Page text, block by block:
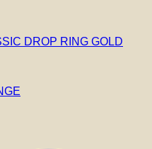
DROP RING GOLD